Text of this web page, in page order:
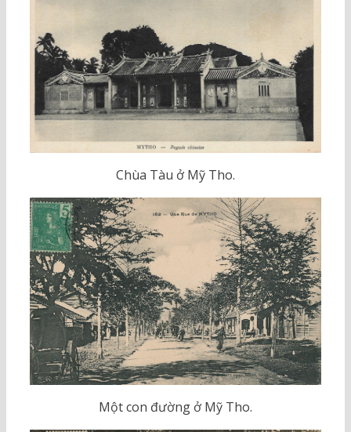
Chùa Tàu ở Mỹ Tho.
Một con đường ở Mỹ Tho.